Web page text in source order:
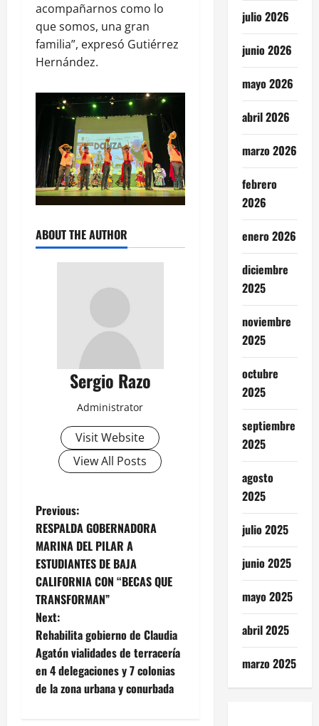
acompañarnos como lo
que somos, una gran
familia”, expresó Gutiérrez
Hernández.
ABOUT THE AUTHOR
Sergio Razo
Administrator
Visit Website
View All Posts
P
o
s
t
n
a
v
Previous:
RESPALDA GOBERNADORA
MARINA DEL PILAR A
ESTUDIANTES DE BAJA
CALIFORNIA CON “BECAS QUE
TRANSFORMAN”
Next:
Rehabilita gobierno de Claudia
Agatón vialidades de terracería
en 4 delegaciones y 7 colonias
de la zona urbana y conurbada
julio 2026
junio 2026
mayo 2026
abril 2026
marzo 2026
febrero
2026
enero 2026
diciembre
2025
noviembre
2025
octubre
2025
septiembre
2025
agosto
2025
julio 2025
junio 2025
mayo 2025
abril 2025
marzo 2025